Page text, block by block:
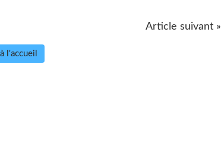
Article suivant »
l'accueil